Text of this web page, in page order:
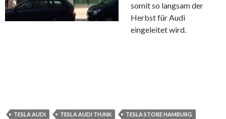
somit so langsam der
Herbst für Audi
eingeleitet wird.
TESLA AUDI TESLA AUDI THJNK
TESLA STORE HAMBURG